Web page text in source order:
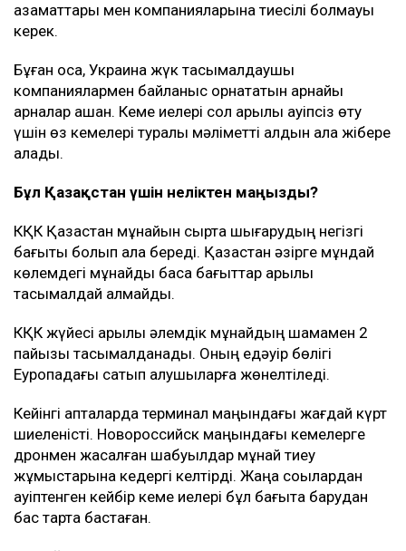
азаматтары мен компанияларына тиесілі болмауы
керек.
Бұған қоса, Украина жүк тасымалдаушы
компаниялармен байланыс орнататын арнайы
арналар ашқан. Кеме иелері сол арқылы қауіпсіз өту
үшін өз кемелері туралы мәліметті алдын ала жібере
алады.
Бұл Қазақстан үшін неліктен маңызды?
КҚК Қазақстан мұнайын сыртқа шығарудың негізгі
бағыты болып қала береді. Қазақстан әзірге мұндай
көлемдегі мұнайды басқа бағыттар арқылы
тасымалдай алмайды.
КҚК жүйесі арқылы әлемдік мұнайдың шамамен 2
пайызы тасымалданады. Оның едәуір бөлігі
Еуропадағы сатып алушыларға жөнелтіледі.
Кейінгі апталарда терминал маңындағы жағдай күрт
шиеленісті. Новороссийск маңындағы кемелерге
дронмен жасалған шабуылдар мұнай тиеу
жұмыстарына кедергі келтірді. Жаңа соққылардан
қауіптенген кейбір кеме иелері бұл бағытқа барудан
бас тарта бастаған.